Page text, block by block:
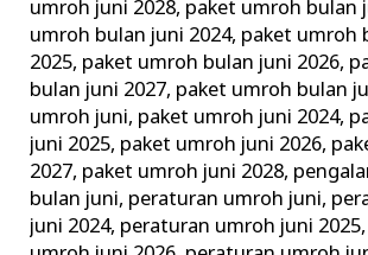
umroh juni 2028, paket umroh bulan
umroh bulan juni 2024, paket umroh
2025, paket umroh bulan juni 2026,
bulan juni 2027, paket umroh bulan
umroh juni, paket umroh juni 2024,
juni 2025, paket umroh juni 2026,
2027, paket umroh juni 2028,
bulan juni, peraturan umroh juni,
juni 2024, peraturan umroh juni 2025,